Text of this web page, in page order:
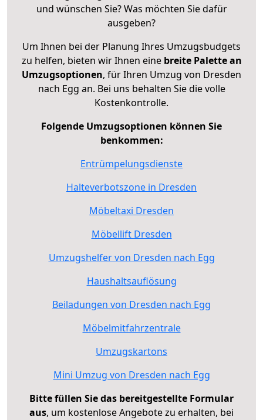
und wünschen Sie? Was möchten Sie dafür
ausgeben?
Um Ihnen bei der Planung Ihres Umzugsbudgets
zu helfen, bieten wir Ihnen eine breite Palette an
Umzugsoptionen, für Ihren Umzug von Dresden
nach Egg an. Bei uns behalten Sie die volle
Kostenkontrolle.
Folgende Umzugsoptionen können Sie
benkommen:
Entrümpelungsdienste
Halteverbotszone in Dresden
Möbeltaxi Dresden
Möbellift Dresden
Umzugshelfer von Dresden nach Egg
Haushaltsauflösung
Beiladungen von Dresden nach Egg
Möbelmitfahrzentrale
Umzugskartons
Mini Umzug von Dresden nach Egg
Bitte füllen Sie das bereitgestellte Formular
aus, um kostenlose Angebote zu erhalten, bei